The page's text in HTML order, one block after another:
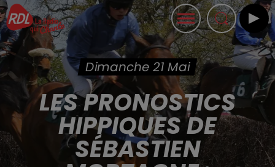
Dimanche 21 Mai
LES PRONOSTICS
HIPPIQUES DE
SÉBASTIEN